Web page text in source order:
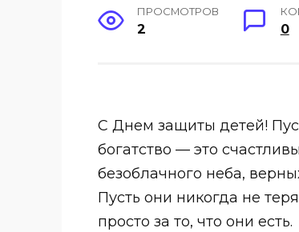
ПРОСМОТРОВ
2 0
С Днем защиты детей!
богатство — это
безоблачного неба,
Пусть они никогда не
просто за то, что они есть.